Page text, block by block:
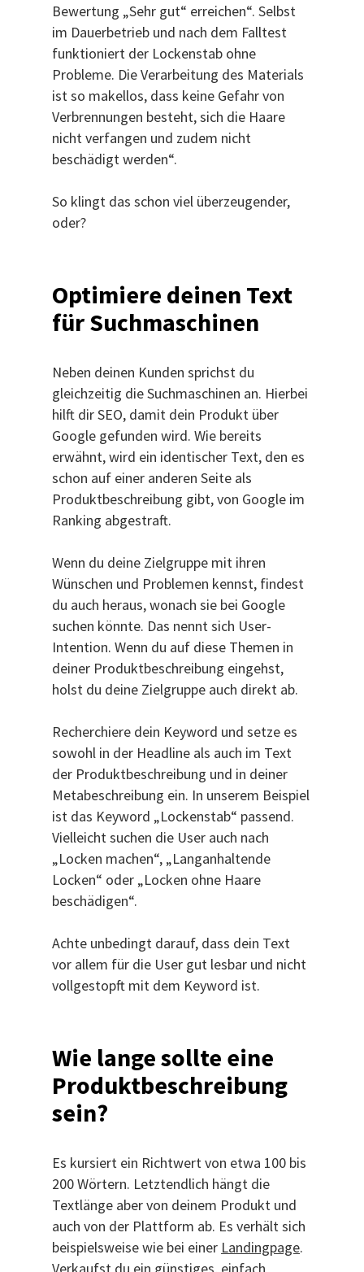
Bewertung „Sehr gut“ erreichen“. Selbst
im Dauerbetrieb und nach dem Falltest
funktioniert der Lockenstab ohne
Probleme. Die Verarbeitung des Materials
ist so makellos, dass keine Gefahr von
Verbrennungen besteht, sich die Haare
nicht verfangen und zudem nicht
beschädigt werden“.
So klingt das schon viel überzeugender,
oder?
Optimiere deinen Text
für Suchmaschinen
Neben deinen Kunden sprichst du
gleichzeitig die Suchmaschinen an. Hierbei
hilft dir SEO, damit dein Produkt über
Google gefunden wird. Wie bereits
erwähnt, wird ein identischer Text, den es
schon auf einer anderen Seite als
Produktbeschreibung gibt, von Google im
Ranking abgestraft.
Wenn du deine Zielgruppe mit ihren
Wünschen und Problemen kennst, findest
du auch heraus, wonach sie bei Google
suchen könnte. Das nennt sich User-
Intention. Wenn du auf diese Themen in
deiner Produktbeschreibung eingehst,
holst du deine Zielgruppe auch direkt ab.
Recherchiere dein Keyword und setze es
sowohl in der Headline als auch im Text
der Produktbeschreibung und in deiner
Metabeschreibung ein. In unserem Beispiel
ist das Keyword „Lockenstab“ passend.
Vielleicht suchen die User auch nach
„Locken machen“, „Langanhaltende
Locken“ oder „Locken ohne Haare
beschädigen“.
Achte unbedingt darauf, dass dein Text
vor allem für die User gut lesbar und nicht
vollgestopft mit dem Keyword ist.
Wie lange sollte eine
Produktbeschreibung
sein?
Es kursiert ein Richtwert von etwa 100 bis
200 Wörtern. Letztendlich hängt die
Textlänge aber von deinem Produkt und
auch von der Plattform ab. Es verhält sich
beispielsweise wie bei einer Landingpage.